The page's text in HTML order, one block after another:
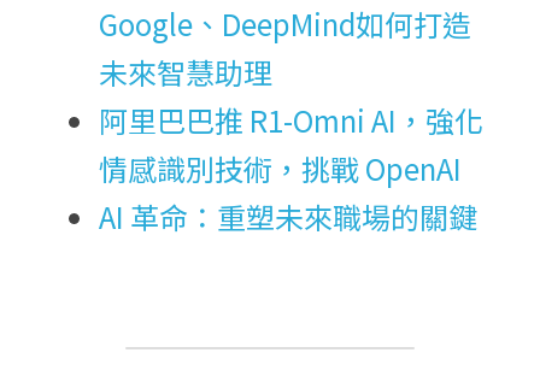
Google、DeepMind如何打造
未來智慧助理
阿里巴巴推 R1-Omni AI，強化
情感識別技術，挑戰 OpenAI
AI 革命：重塑未來職場的關鍵